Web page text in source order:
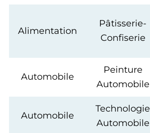
Alimentation
Pâtisserie-
Confiserie
Automobile
Peinture
Automobile
Automobile
Technologie
Automobile